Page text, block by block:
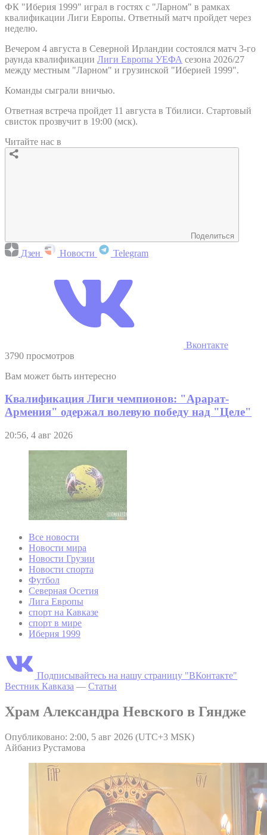
ФК "Иберия 1999" играл в гостях с "Ларном" в рамках
квалификации Лиги Европы. Ответный матч пройдет через
неделю.
Вечером 4 августа в Северной Ирландии состоялся матч 3-го
раунда квалификации Лиги Европы УЕФА сезона 2026/27
между местным "Ларном" и грузинской "Иберией 1999".
Команды сыграли вничью.
Ответная встреча пройдет 11 августа в Тбилиси. Стартовый
свисток прозвучит в 19:00 (мск).
Читайте нас в
Поделиться
Дзен Новости Telegram
Вконтакте
3790 просмотров
Вам может быть интересно
Квалификация Лиги чемпионов: "Арарат-
Армения" одержал волевую победу над "Целе"
20:56, 4 авг 2026
Все новости
Новости мира
Новости Грузии
Новости спорта
Футбол
Северная Осетия
Лига Европы
спорт на Кавказе
спорт в мире
Иберия 1999
Подписывайтесь на нашу страницу "ВКонтакте"
Вестник Кавказа — Статьи
Храм Александра Невского в Гяндже
Опубликовано: 2:00, 5 авг 2026 (UTC+3 MSK)
Айбаниз Рустамова